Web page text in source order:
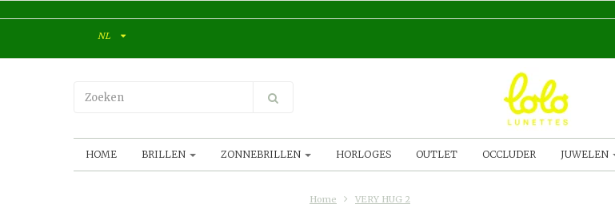
NL
HOME BRILLEN ZONNEBRILLEN HORLOGES OUTLET OCCLUDER JUWELEN
Home VERY HUG 2